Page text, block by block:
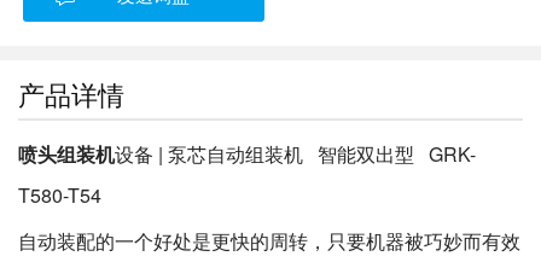
产品详情
喷头组装机设备 | 泵芯自动组装机 智能双出型 GRK-
T580-T54
自动装配的一个好处是更快的周转，只要机器被巧妙而有效